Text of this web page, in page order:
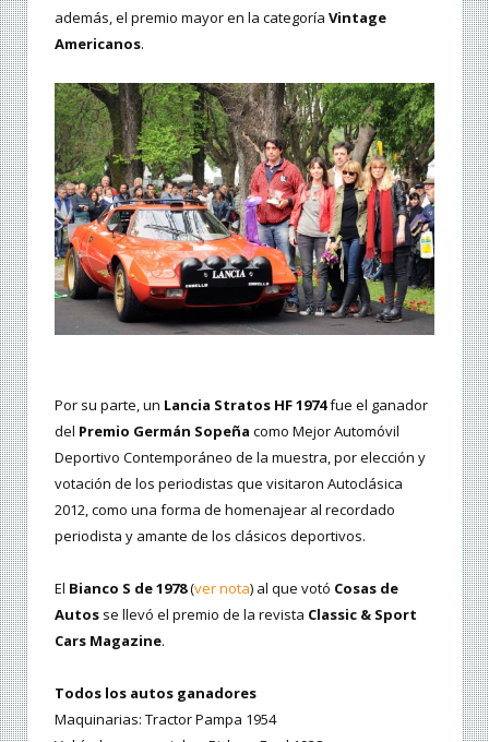
además, el premio mayor en la categoría Vintage
Americanos.
Por su parte, un Lancia Stratos HF 1974fue el ganador
del Premio Germán Sopeña como Mejor Automóvil
Deportivo Contemporáneo de la muestra, por elección y
votación de los periodistas que visitaron Autoclásica
2012, como una forma de homenajear al recordado
periodista y amante de los clásicos deportivos.
El Bianco S de 1978(ver nota) al que votó Cosas de
Autos se llevó el premio de la revista Classic & Sport
Cars Magazine.
Todos los autos ganadores
Maquinarias: Tractor Pampa 1954